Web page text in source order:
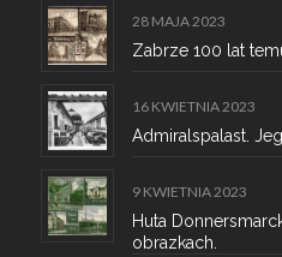
28 MAJA 2023
Zabrze 100 lat
16 KWIETNIA 2023
Admiralspalast.
9 KWIETNIA 2023
Huta
obrazkach.